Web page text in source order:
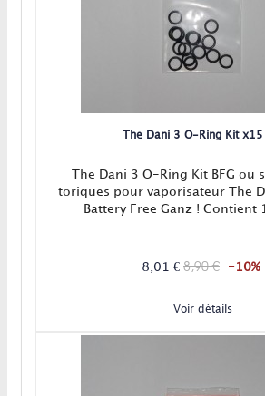
The Dani 3 O-Ring Kit
The Dani 3 O-Ring Kit BFG ou
toriques pour vaporisateur The
Battery Free Ganz ! Contient
8,01 € 8,90 € -10%
Voir détails